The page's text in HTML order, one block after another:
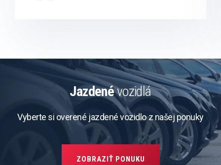
Jazdenévozidlá
Vyberte si overené jazdené vozidlo z našej ponuky
ZOBRAZIŤ PONUKU